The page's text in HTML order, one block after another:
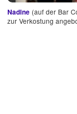
Nadine (auf der Bar
zur Verkostung